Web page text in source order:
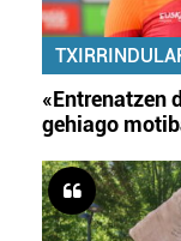
«Entrenatzen
gehiago